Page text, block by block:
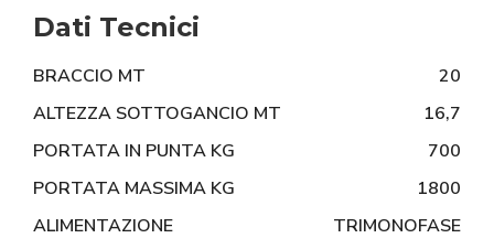
Dati Tecnici
BRACCIO MT
20
ALTEZZA SOTTOGANCIO MT
16,7
PORTATA IN PUNTA KG
700
PORTATA MASSIMA KG
1800
ALIMENTAZIONE
TRIMONOFASE